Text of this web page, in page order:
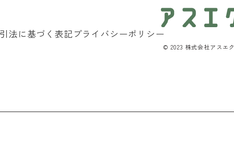
法に基づく表記プライバシーポリシー
©︎ 2023 株式会社アスエク